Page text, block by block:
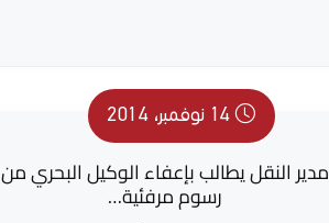
14 نوفمبر، 2014
مدير النقل يطالب بإعفاء الوكيل البحري من
رسوم مرفئية…